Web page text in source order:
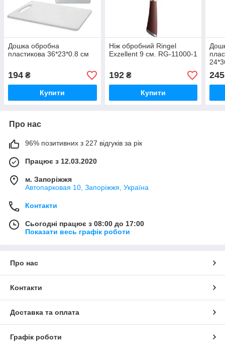
Дошка обробна
пластикова 36*23*0.8 см
194 ₴
Купити
Ніж обробний Ringel
Exzellent 9 см. RG-11000-1
192₴
Купити
245
Про нас
96% позитивних з 227 відгуків за рік
Працює з 12.03.2020
м. Запоріжжя
Автопарковая 10, Запоріжжя, Україна
Контакти
Сьогодні працює з 08:00 до 17:00
Показати весь графік роботи
Про нас
Контакти
Доставка та оплата
Графік роботи